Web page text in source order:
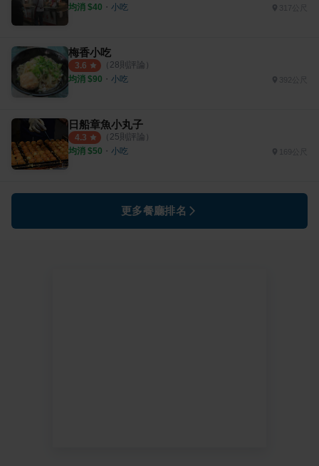
均消 $40 ・ 小吃
梅香小吃
3.6 （ 28則評論）
均消 $90 ・ 小吃
日船章魚小丸子
4.3 （ 25則評論）
均消 $50 ・ 小吃
更多餐廳排名